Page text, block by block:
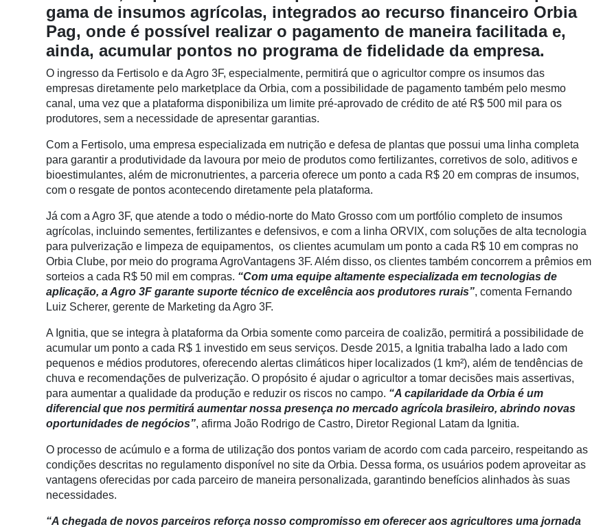
Automação
Robótica
Conectividade
Commerce
Agricultura
Software
Empresarial
Tecnologia
Recursos
Membros
Liberali
Néctar
Tecprime
gama de insumos agrícolas, integrados ao recurso financeiro Orbia
Pag, onde é possível realizar o pagamento de maneira facilitada e,
ainda, acumular pontos no programa de fidelidade da empresa.
O ingresso da Fertisolo e da Agro 3F, especialmente, permitirá que o agricultor compre os insumos das
empresas diretamente pelo marketplace da Orbia, com a possibilidade de pagamento também pelo mesmo
canal, uma vez que a plataforma disponibiliza um limite pré-aprovado de crédito de até R$ 500 mil para os
produtores, sem a necessidade de apresentar garantias.
Com a Fertisolo, uma empresa especializada em nutrição e defesa de plantas que possui uma linha completa
para garantir a produtividade da lavoura por meio de produtos como fertilizantes, corretivos de solo, aditivos e
bioestimulantes, além de micronutrientes, a parceria oferece um ponto a cada R$ 20 em compras de insumos,
com o resgate de pontos acontecendo diretamente pela plataforma.
Já com a Agro 3F, que atende a todo o médio-norte do Mato Grosso com um portfólio completo de insumos
agrícolas, incluindo sementes, fertilizantes e defensivos, e com a linha ORVIX, com soluções de alta tecnologia
para pulverização e limpeza de equipamentos, os clientes acumulam um ponto a cada R$ 10 em compras no
Orbia Clube, por meio do programa AgroVantagens 3F. Além disso, os clientes também concorrem a prêmios em
sorteios a cada R$ 50 mil em compras. “Com uma equipe altamente especializada em tecnologias de
aplicação, a Agro 3F garante suporte técnico de excelência aos produtores rurais”, comenta Fernando
Luiz Scherer, gerente de Marketing da Agro 3F.
A Ignitia, que se integra à plataforma da Orbia somente como parceira de coalizão, permitirá a possibilidade de
acumular um ponto a cada R$ 1 investido em seus serviços. Desde 2015, a Ignitia trabalha lado a lado com
pequenos e médios produtores, oferecendo alertas climáticos hiper localizados (1 km²), além de tendências de
chuva e recomendações de pulverização. O propósito é ajudar o agricultor a tomar decisões mais assertivas,
para aumentar a qualidade da produção e reduzir os riscos no campo. “A capilaridade da Orbia é um
diferencial que nos permitirá aumentar nossa presença no mercado agrícola brasileiro, abrindo novas
oportunidades de negócios”, afirma João Rodrigo de Castro, Diretor Regional Latam da Ignitia.
O processo de acúmulo e a forma de utilização dos pontos variam de acordo com cada parceiro, respeitando as
condições descritas no regulamento disponível no site da Orbia. Dessa forma, os usuários podem aproveitar as
vantagens oferecidas por cada parceiro de maneira personalizada, garantindo benefícios alinhados às suas
necessidades.
“A chegada de novos parceiros reforça nosso compromisso em oferecer aos agricultores uma jornada